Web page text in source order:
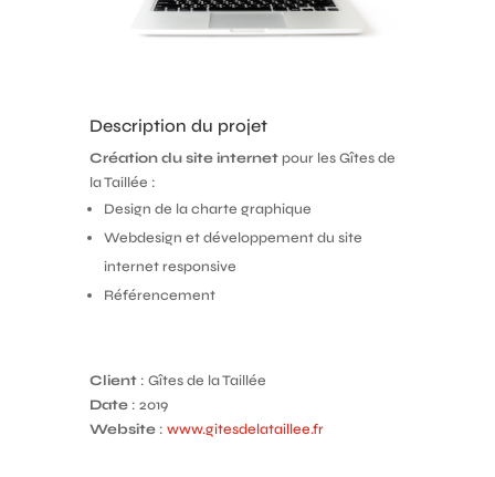
Description du projet
Création du site internetpour les Gîtes de
la Taillée :
Design de la charte graphique
Webdesign et développement du site
internet responsive
Référencement
Client : Gîtes de la Taillée
Date : 2019
Website: www.gitesdelataillee.fr